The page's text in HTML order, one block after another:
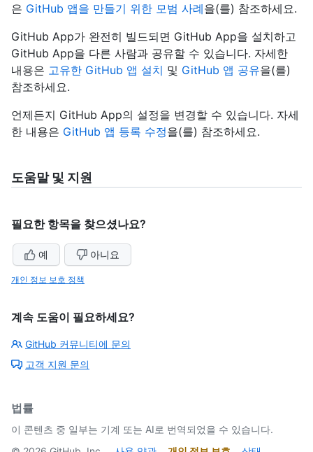
은 GitHub 앱을 만들기 위한 모범 사례을(를) 참조하세요.
GitHub App가 완전히 빌드되면 GitHub App을 설치하고
GitHub App을 다른 사람과 공유할 수 있습니다. 자세한
내용은 고유한 GitHub 앱 설치 및 GitHub 앱 공유을(를)
참조하세요.
언제든지 GitHub App의 설정을 변경할 수 있습니다. 자세
한 내용은 GitHub 앱 등록 수정을(를) 참조하세요.
도움말 및 지원
필요한 항목을 찾으셨나요?
예 아니요
개인 정보 보호 정책
계속 도움이 필요하세요?
GitHub 커뮤니티에 문의
고객 지원 문의
법률
이 콘텐츠 중 일부는 기계 또는 AI로 번역되었을 수 있습니다.